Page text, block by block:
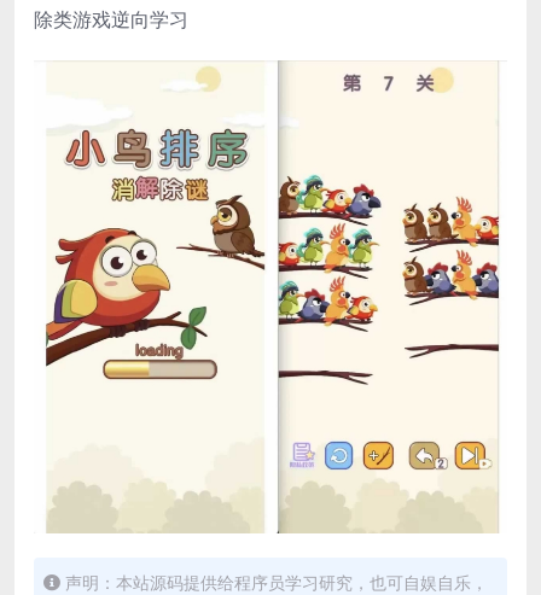
除类游戏逆向学习
声明：本站源码提供给程序员学习研究，也可自娱自乐，